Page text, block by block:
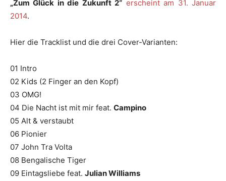
„Zum Glück in die Zukunft 2“ erscheint am 31. Januar
2014.
Hier die Tracklist und die drei Cover-Varianten:
01 Intro
02 Kids (2 Finger an den Kopf)
03 OMG!
04 Die Nacht ist mit mir feat. Campino
05 Alt & verstaubt
06 Pionier
07 John Tra Volta
08 Bengalische Tiger
09 Eintagsliebe feat. Julian Williams